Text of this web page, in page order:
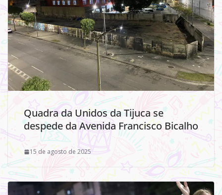
Quadra da Unidos da Tijuca se
despede da Avenida Francisco Bicalho
15 de agosto de 2025